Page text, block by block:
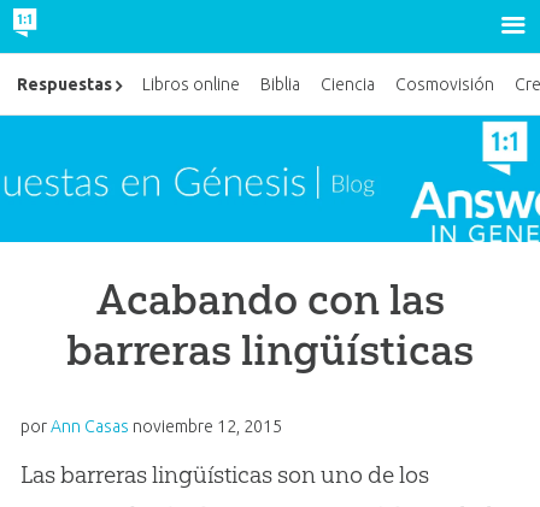
Acabando con las
barreras lingüísticas
porAnn Casas noviembre 12, 2015
Las barreras lingüísticas son uno de los
Respuestas Libros online Biblia Ciencia Cosmovisión